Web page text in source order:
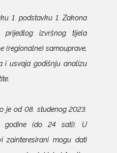
1. podstavku 1. Zakona
prijedlog izvršnog tijela
(regionalne) samouprave,
i usvaja godišnju analizu
je od 08. studenog 2023.
godine (do 24 sati). U
zainteresirani mogu dati